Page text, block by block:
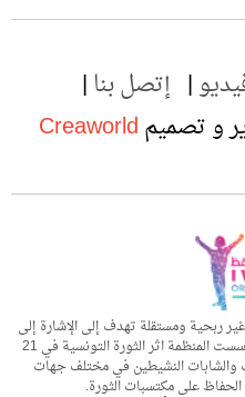
إتصل بنا
و تصميمCreaworld
ربحية ومستقلة تهدف إلى الإشارة إلى
الفساد المالي والإداري وتدعيم الشفافية. تأسست المنظمة اثر الثورة التونسية في 21
والشابات النشيطين في مختلف جهات
على مكتسبات الثورة.